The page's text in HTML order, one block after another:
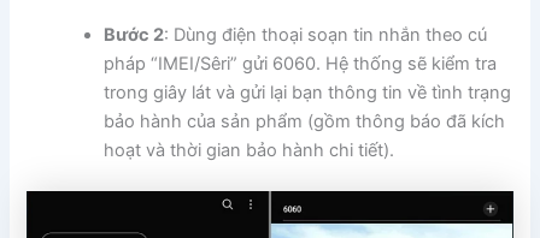
Bước 2: Dùng điện thoại soạn tin nhắn theo cú
pháp “IMEI/Sêri” gửi 6060. Hệ thống sẽ kiểm tra
trong giây lát và gửi lại bạn thông tin về tình trạng
bảo hành của sản phẩm (gồm thông báo đã kích
hoạt và thời gian bảo hành chi tiết).